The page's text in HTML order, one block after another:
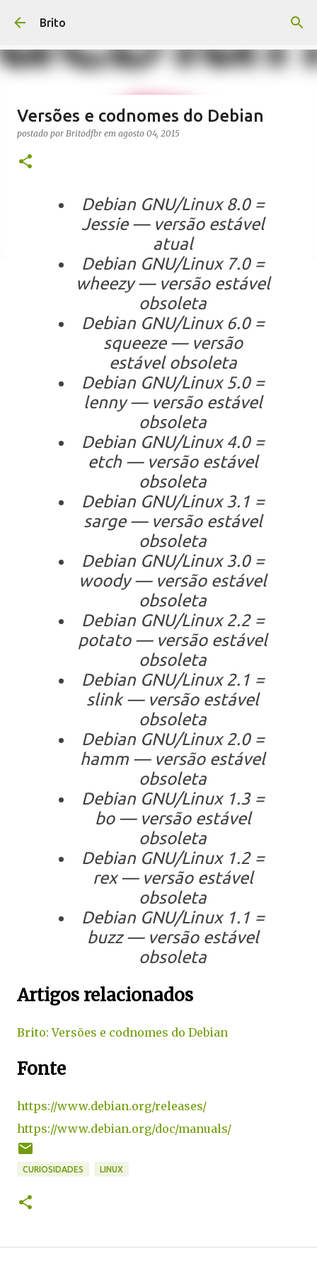
Brito
Versões e codnomes do Debian
postado por Britodfbr em agosto 04, 2015
Debian GNU/Linux 8.0 =
Jessie — versão estável
atual
Debian GNU/Linux 7.0 =
wheezy — versão estável
obsoleta
Debian GNU/Linux 6.0 =
squeeze — versão
estável obsoleta
Debian GNU/Linux 5.0 =
lenny — versão estável
obsoleta
Debian GNU/Linux 4.0 =
etch — versão estável
obsoleta
Debian GNU/Linux 3.1 =
sarge — versão estável
obsoleta
Debian GNU/Linux 3.0 =
woody — versão estável
obsoleta
Debian GNU/Linux 2.2 =
potato — versão estável
obsoleta
Debian GNU/Linux 2.1 =
slink — versão estável
obsoleta
Debian GNU/Linux 2.0 =
hamm — versão estável
obsoleta
Debian GNU/Linux 1.3 =
bo — versão estável
obsoleta
Debian GNU/Linux 1.2 =
rex — versão estável
obsoleta
Debian GNU/Linux 1.1 =
buzz — versão estável
obsoleta
Artigos relacionados
Brito: Versões e codnomes do Debian
Fonte
https://www.debian.org/releases/
https://www.debian.org/doc/manuals/
CURIOSIDADES LINUX